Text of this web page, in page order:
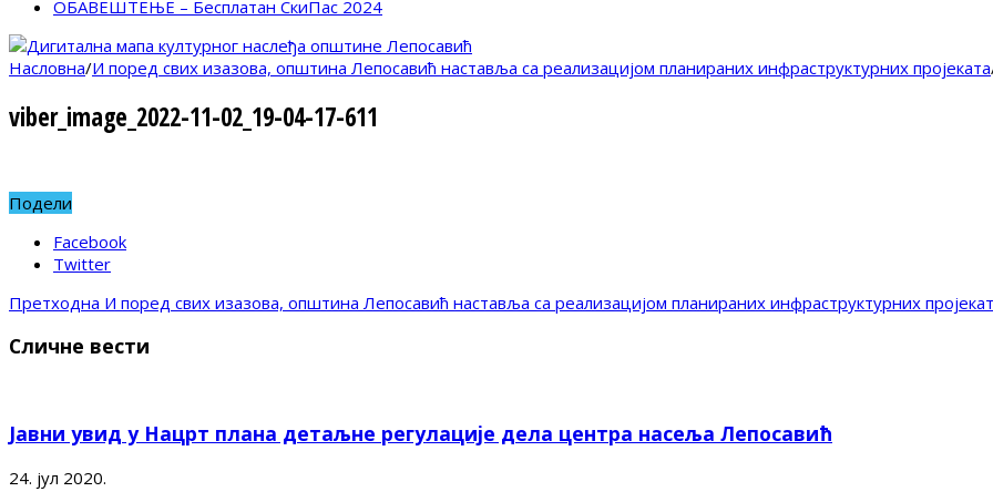
ОБАВЕШТЕЊЕ – Бесплатан СкиПас 2024
Насловна/И поред свих изазова, општина Лепосавић наставља са реализацијом планираних инфраструктурних пројеката
viber_image_2022-11-02_19-04-17-611
Подели
Facebook
Twitter
Претходна И поред свих изазова, општина Лепосавић наставља са реализацијом планираних инфраструктурних
Сличне вести
Јавни увид у Нацрт плана детаљне регулације дела центра насеља Лепосавић
24. јул 2020.